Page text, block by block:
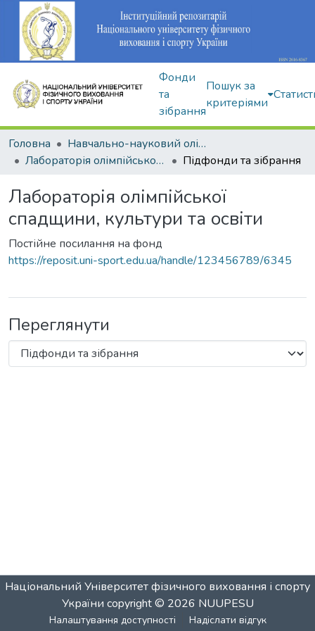
Фонди
та
зібрання
Пошук за
критеріями
Головна
Навчально-науковий олімпійський інститут
Лабораторія олімпійської спадщини, культури та освіти
Підфонди та зібрання
Лабораторія олімпійської
спадщини, культури та освіти
Постійне посилання на фонд
https://reposit.uni-sport.edu.ua/handle/123456789/6345
Переглянути
Національний Університет фізичного виховання і спорту
України copyright © 2026 NUUPESU
Налаштування доступності Надіслати відгук